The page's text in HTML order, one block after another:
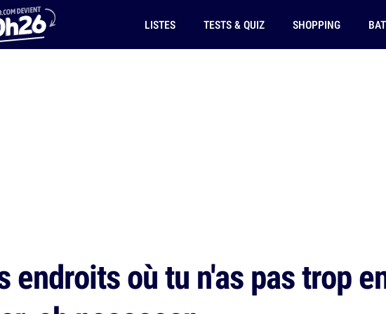
LISTES TESTS & QUIZ SHOPPING
endroits où tu n'as pas trop